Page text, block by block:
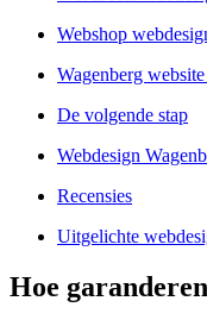
Webshop
Wagenberg
De volgende stap
Webdesign
Recensies
Uitgelichte
Hoe